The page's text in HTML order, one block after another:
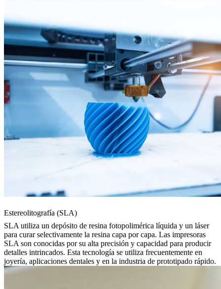
Estereolitografía (SLA)
SLA utiliza un depósito de resina fotopolimérica líquida y un láser
para curar selectivamente la resina capa por capa. Las impresoras
SLA son conocidas por su alta precisión y capacidad para producir
detalles intrincados. Esta tecnología se utiliza frecuentemente en
joyería, aplicaciones dentales y en la industria de prototipado rápido.